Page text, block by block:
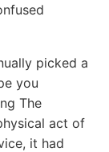
picked a
you
The
act of
it had